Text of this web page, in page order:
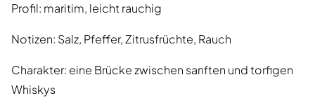
Profil: maritim, leicht rauchig
Notizen: Salz, Pfeffer, Zitrusfrüchte, Rauch
Charakter: eine Brücke zwischen sanften und torfigen
Whiskys